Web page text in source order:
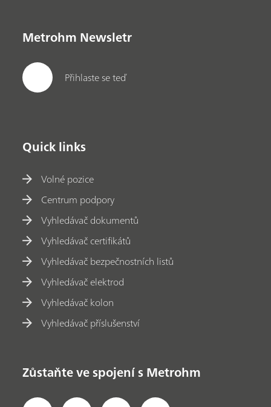
Metrohm Newsletr
Přihlaste se teď
Quick links
Volné pozice
Centrum podpory
Vyhledávač dokumentů
Vyhledávač certifikátů
Vyhledávač bezpečnostních listů
Vyhledávač elektrod
Vyhledávač kolon
Vyhledávač příslušenství
Zůstaňte ve spojení s Metrohm